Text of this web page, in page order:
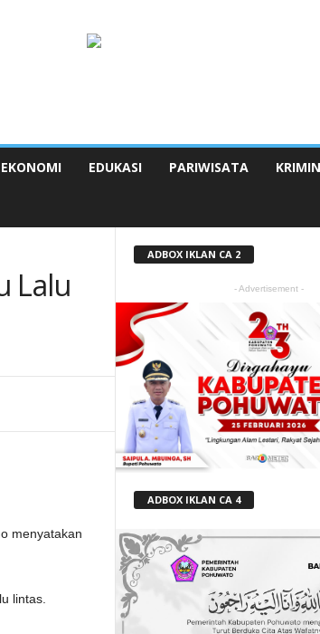
EDUKASI PARIWISATA
Lalu
menyatakan
lintas.
ADBOX IKLAN CA 2
- Advertisement -
ADBOX IKLAN CA 4